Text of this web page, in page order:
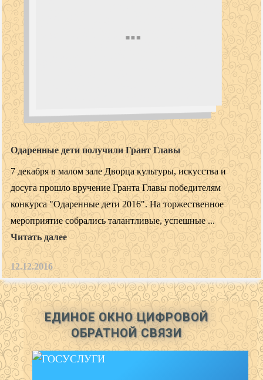
Одаренные дети получили Грант Главы
7 декабря в малом зале Дворца культуры, искусства и
досуга прошло вручение Гранта Главы победителям
конкурса "Одаренные дети 2016". На торжественное
мероприятие собрались талантливые, успешные ...
Читать далее
12.12.2016
ЕДИНОЕ ОКНО ЦИФРОВОЙ
ОБРАТНОЙ СВЯЗИ